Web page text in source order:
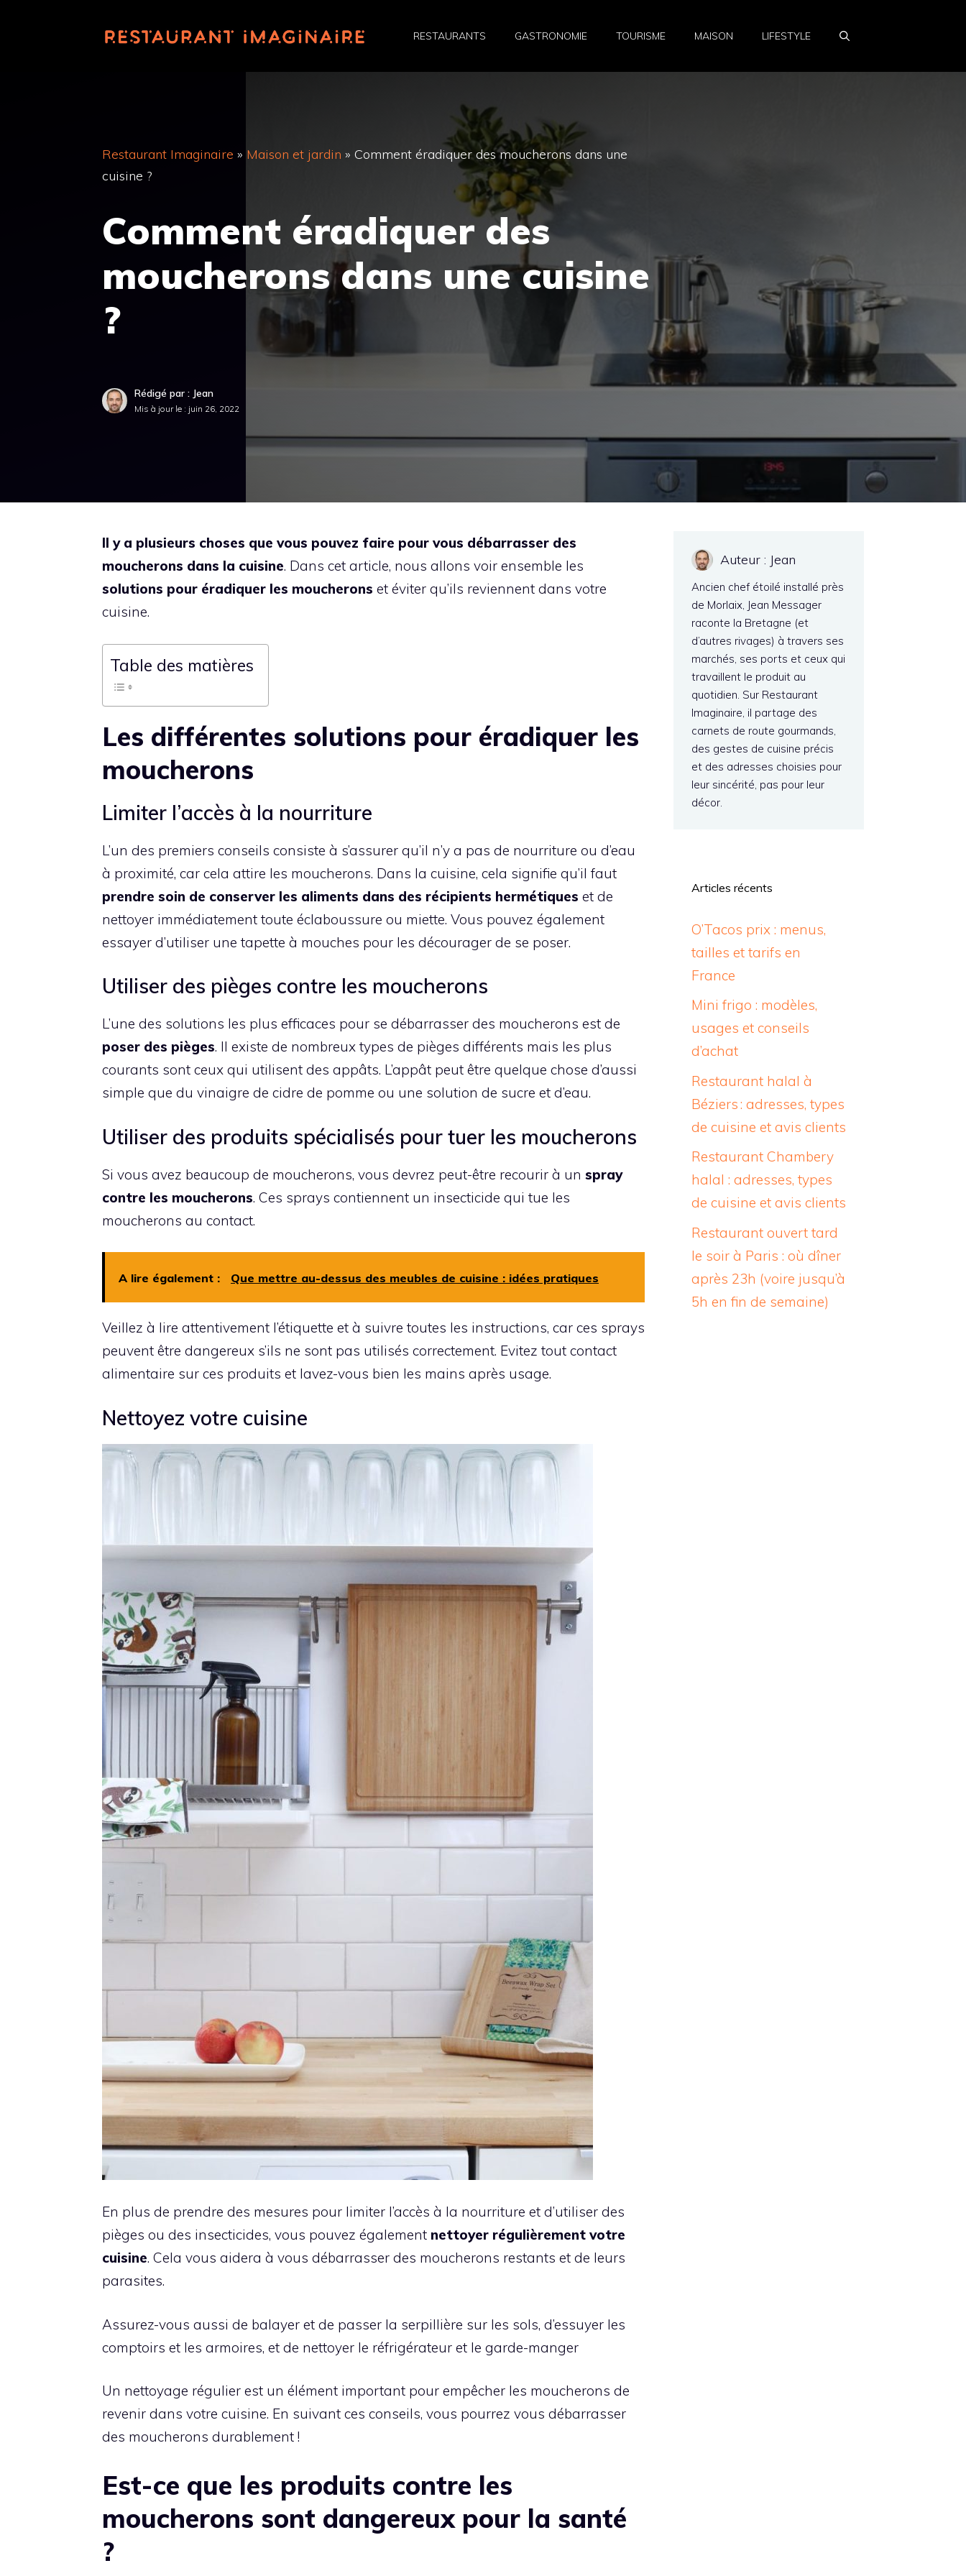
RESTAURANTS GASTRONOMIE TOURISME MAISON LIFESTYLE
Restaurant Imaginaire » Maison et jardin » Comment éradiquer des moucherons dans une
cuisine ?
Comment éradiquer des
moucherons dans une cuisine
?
Rédigé par : Jean
Mis à jour le : juin 26, 2022
Il y a plusieurs choses que vous pouvez faire pour vous débarrasser des
moucherons dans la cuisine. Dans cet article, nous allons voir ensemble les
solutions pour éradiquer les moucherons et éviter qu’ils reviennent dans votre
cuisine.
Table des matières
Les différentes solutions pour éradiquer les
moucherons
Limiter l’accès à la nourriture
L’un des premiers conseils consiste à s’assurer qu’il n’y a pas de nourriture ou d’eau
à proximité, car cela attire les moucherons. Dans la cuisine, cela signifie qu’il faut
prendre soin de conserver les aliments dans des récipients hermétiques et de
nettoyer immédiatement toute éclaboussure ou miette. Vous pouvez également
essayer d’utiliser une tapette à mouches pour les décourager de se poser.
Utiliser des pièges contre les moucherons
L’une des solutions les plus efficaces pour se débarrasser des moucherons est de
poser des pièges. Il existe de nombreux types de pièges différents mais les plus
courants sont ceux qui utilisent des appâts. L’appât peut être quelque chose d’aussi
simple que du vinaigre de cidre de pomme ou une solution de sucre et d’eau.
Utiliser des produits spécialisés pour tuer les moucherons
Si vous avez beaucoup de moucherons, vous devrez peut-être recourir à un spray
contre les moucherons. Ces sprays contiennent un insecticide qui tue les
moucherons au contact.
A lire également : Que mettre au-dessus des meubles de cuisine : idées pratiques
Veillez à lire attentivement l’étiquette et à suivre toutes les instructions, car ces sprays
peuvent être dangereux s’ils ne sont pas utilisés correctement. Evitez tout contact
alimentaire sur ces produits et lavez-vous bien les mains après usage.
Nettoyez votre cuisine
En plus de prendre des mesures pour limiter l’accès à la nourriture et d’utiliser des
pièges ou des insecticides, vous pouvez également nettoyer régulièrement votre
cuisine. Cela vous aidera à vous débarrasser des moucherons restants et de leurs
parasites.
Assurez-vous aussi de balayer et de passer la serpillière sur les sols, d’essuyer les
comptoirs et les armoires, et de nettoyer le réfrigérateur et le garde-manger
Un nettoyage régulier est un élément important pour empêcher les moucherons de
revenir dans votre cuisine. En suivant ces conseils, vous pourrez vous débarrasser
des moucherons durablement !
Est-ce que les produits contre les
moucherons sont dangereux pour la santé
?
Auteur : Jean
Ancien chef étoilé installé près
de Morlaix, Jean Messager
raconte la Bretagne (et
d’autres rivages) à travers ses
marchés, ses ports et ceux qui
travaillent le produit au
quotidien. Sur Restaurant
Imaginaire, il partage des
carnets de route gourmands,
des gestes de cuisine précis
et des adresses choisies pour
leur sincérité, pas pour leur
décor.
Articles récents
O’Tacos prix : menus,
tailles et tarifs en
France
Mini frigo : modèles,
usages et conseils
d’achat
Restaurant halal à
Béziers : adresses, types
de cuisine et avis clients
Restaurant Chambery
halal : adresses, types
de cuisine et avis clients
Restaurant ouvert tard
le soir à Paris : où dîner
après 23h (voire jusqu’à
5h en fin de semaine)